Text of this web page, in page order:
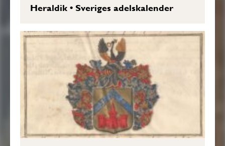
Heraldik•Sveriges adelskalender